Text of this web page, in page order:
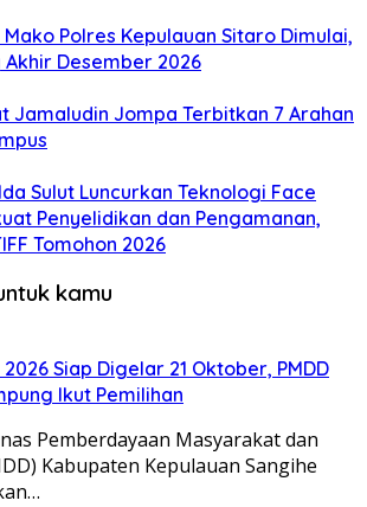
Polres Kepulauan Sitaro Dimulai,
Desember 2026
Jamaludin Jompa Terbitkan 7 Arahan
Sulut Luncurkan Teknologi Face
Penyelidikan dan Pengamanan,
Tomohon 2026
kamu
Siap Digelar 21 Oktober, PMDD
Ikut Pemilihan
Pemberdayaan Masyarakat dan
Kabupaten Kepulauan Sangihe